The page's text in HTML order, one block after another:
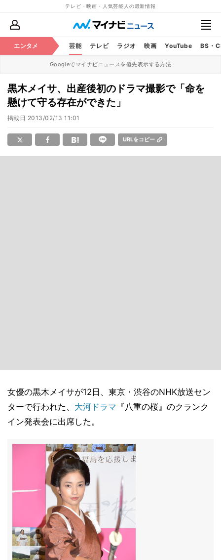
テレビ・映画・人気芸能人の最新情報
エンタメ 芸能 テレビ ラジオ 映画 YouTube BS・
Googleでマイナビニュースを優先表示する方法
黒木メイサ、出産後初のドラマ撮影で「命を
懸けて守る存在ができた」
掲載日 2013/02/13 11:01
URLをコピー
女優の黒木メイサが12日、東京・渋谷のNHK放送セン
ターで行われた、 大河ドラマ 『八重の桜』のクランク
イン発表会に出席した。